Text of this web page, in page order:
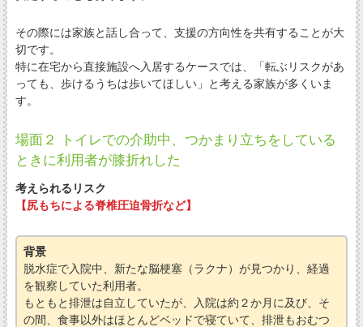
その際には家族と話し合って、支援の方向性を共有することが大
切です。
特に在宅から直接施設へ入居するケースでは、「転ぶリスクがあ
っても、歩けるうちは歩いてほしい」と考える家族が多くいま
す。
場面２ トイレでの介助中、つかまり立ちをしている
ときに利用者が膝折れした
考えられるリスク
【尻もちによる脊椎圧迫骨折など】
背景
脱水症で入院中、新たな脳梗塞（ラクナ）が見つかり、経過
を観察していた利用者。
もともと排泄は自立していたが、入院は約２か月に及び、そ
の間、食事以外はほとんどベッドで寝ていて、排泄もおむつ